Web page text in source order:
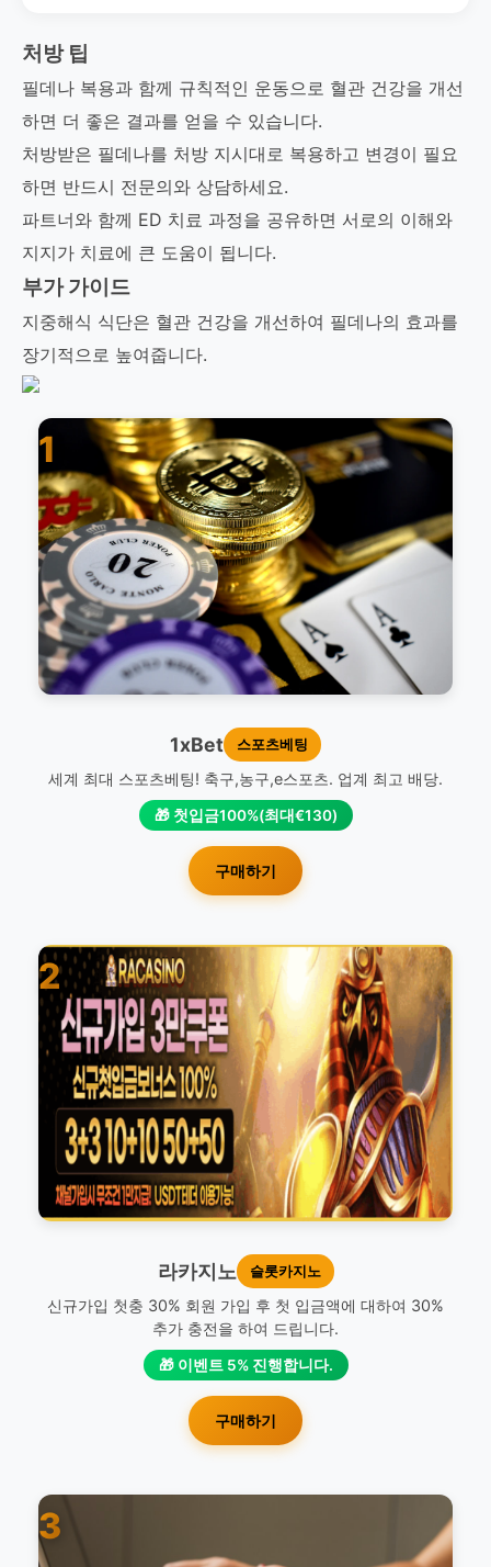
처방 팁
필데나 복용과 함께 규칙적인 운동으로 혈관 건강을 개선
하면 더 좋은 결과를 얻을 수 있습니다.
처방받은 필데나를 처방 지시대로 복용하고 변경이 필요
하면 반드시 전문의와 상담하세요.
파트너와 함께 ED 치료 과정을 공유하면 서로의 이해와
지지가 치료에 큰 도움이 됩니다.
부가 가이드
지중해식 식단은 혈관 건강을 개선하여 필데나의 효과를
장기적으로 높여줍니다.
1
1xBet 스포츠베팅
세계 최대 스포츠베팅! 축구,농구,e스포츠. 업계 최고 배당.
🎁 첫입금100%(최대€130)
구매하기
2
라카지노 슬롯카지노
신규가입 첫충 30% 회원 가입 후 첫 입금액에 대하여 30%
추가 충전을 하여 드립니다.
🎁 이벤트 5% 진행합니다.
구매하기
3